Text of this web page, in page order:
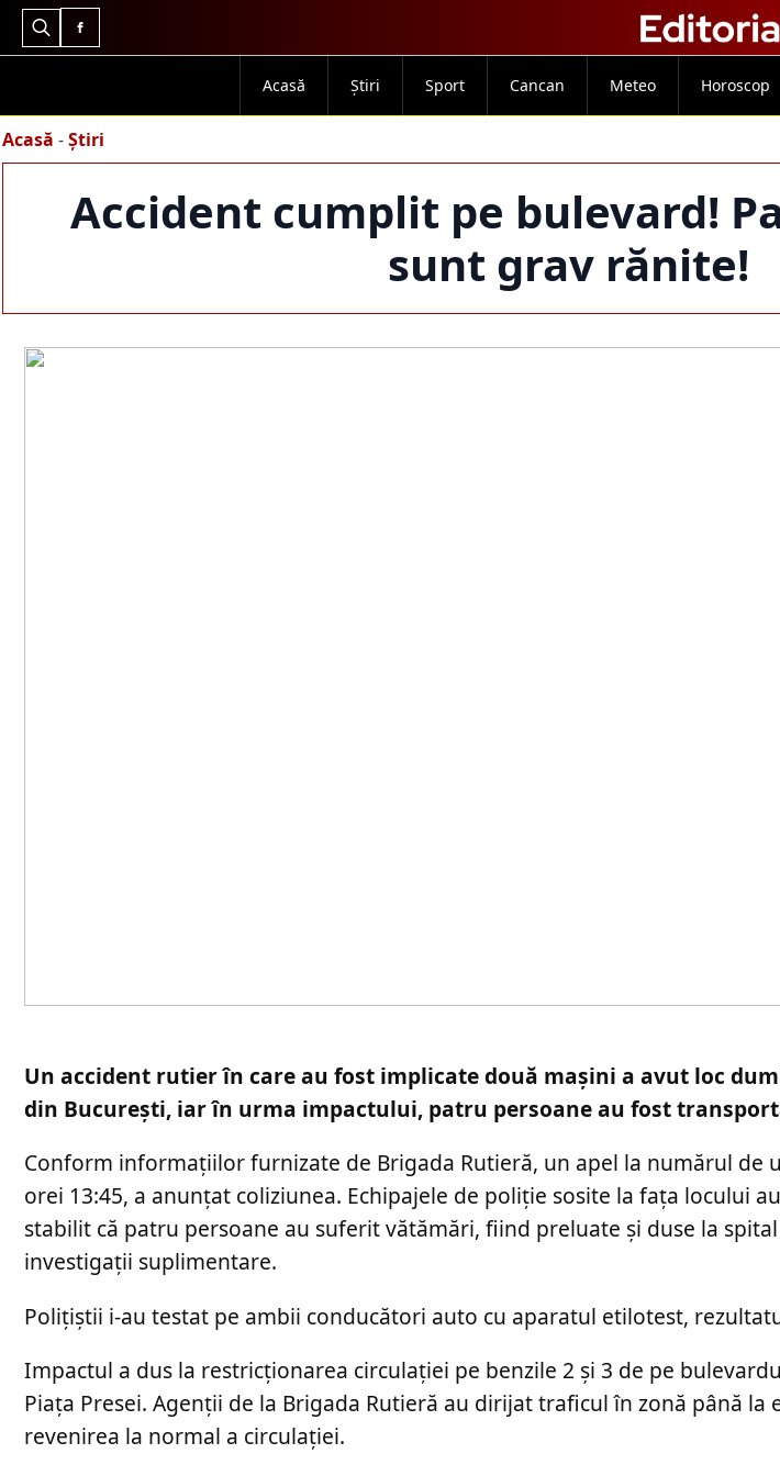
Search
Acasă Știri Sport Cancan Meteo Horoscop
Acasă -Știri
Accident cumplit pe bulevard!
sunt grav rănite!
Un accident rutier în care au fost implicate două mașini a avut loc
din București, iar în urma impactului, patru persoane au fost
Conform informațiilor furnizate de Brigada Rutieră, un apel la numărul de
orei 13:45, a anunțat coliziunea. Echipajele de poliție sosite la fața locului
stabilit că patru persoane au suferit vătămări, fiind preluate și duse la
investigații suplimentare.
Polițiștii i-au testat pe ambii conducători auto cu aparatul etilotest,
Impactul a dus la restricționarea circulației pe benzile 2 și 3 de pe
Piața Presei. Agenții de la Brigada Rutieră au dirijat traficul în zonă până la
revenirea la normal a circulației.